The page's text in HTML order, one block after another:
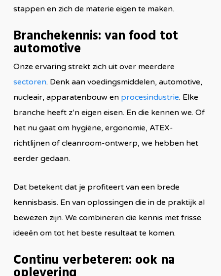
stappen en zich de materie eigen te maken.
Branchekennis: van food tot
automotive
Onze ervaring strekt zich uit over meerdere
sectoren. Denk aan voedingsmiddelen, automotive,
nucleair, apparatenbouw en procesindustrie. Elke
branche heeft z’n eigen eisen. En die kennen we. Of
het nu gaat om hygiëne, ergonomie, ATEX-
richtlijnen of cleanroom-ontwerp, we hebben het
eerder gedaan.
Dat betekent dat je profiteert van een brede
kennisbasis. En van oplossingen die in de praktijk al
bewezen zijn. We combineren die kennis met frisse
ideeën om tot het beste resultaat te komen.
Continu verbeteren: ook na